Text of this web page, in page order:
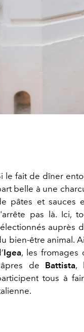
le fait de dîner
belle à une
pâtes et sauces
pas là. Ici,
auprès
bien-être animal.
Igea, les fromages
de Battista,
tous à